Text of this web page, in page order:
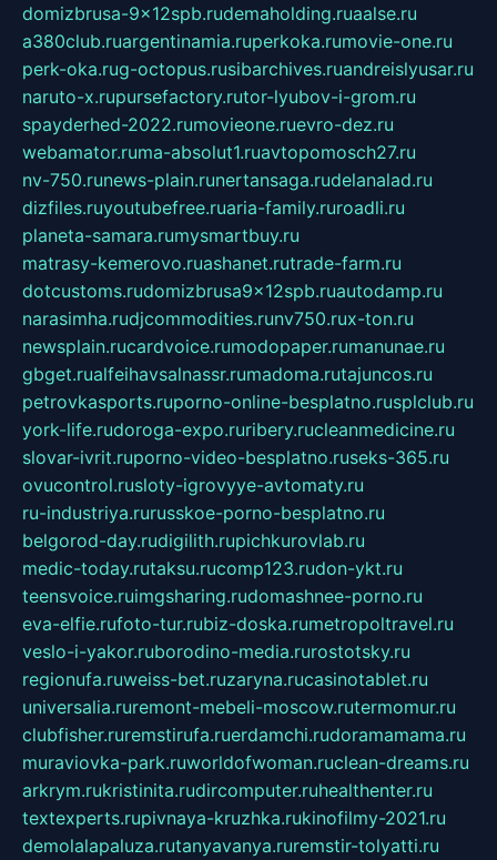
domizbrusa-9x12spb.rudemaholding.ruaalse.ru
a380club.ruargentinamia.ruperkoka.rumovie-one.ru
perk-oka.rug-octopus.rusibarchives.ruandreislyusar.ru
naruto-x.rupursefactory.rutor-lyubov-i-grom.ru
spayderhed-2022.rumovieone.ruevro-dez.ru
webamator.ruma-absolut1.ruavtopomosch27.ru
nv-750.runews-plain.runertansaga.rudelanalad.ru
dizfiles.ruyoutubefree.ruaria-family.ruroadli.ru
planeta-samara.rumysmartbuy.ru
matrasy-kemerovo.ruashanet.rutrade-farm.ru
dotcustoms.rudomizbrusa9x12spb.ruautodamp.ru
narasimha.rudjcommodities.runv750.rux-ton.ru
newsplain.rucardvoice.rumodopaper.rumanunae.ru
gbget.rualfeihavsalnassr.rumadoma.rutajuncos.ru
petrovkasports.ruporno-online-besplatno.rusplclub.ru
york-life.rudoroga-expo.ruribery.rucleanmedicine.ru
slovar-ivrit.ruporno-video-besplatno.ruseks-365.ru
ovucontrol.rusloty-igrovyye-avtomaty.ru
ru-industriya.rurusskoe-porno-besplatno.ru
belgorod-day.rudigilith.rupichkurovlab.ru
medic-today.rutaksu.rucomp123.rudon-ykt.ru
teensvoice.ruimgsharing.rudomashnee-porno.ru
eva-elfie.rufoto-tur.rubiz-doska.rumetropoltravel.ru
veslo-i-yakor.ruborodino-media.rurostotsky.ru
regionufa.ruweiss-bet.ruzaryna.rucasinotablet.ru
universalia.ruremont-mebeli-moscow.rutermomur.ru
clubfisher.ruremstirufa.ruerdamchi.rudoramamama.ru
muraviovka-park.ruworldofwoman.ruclean-dreams.ru
arkrym.rukristinita.rudircomputer.ruhealthenter.ru
textexperts.rupivnaya-kruzhka.rukinofilmy-2021.ru
demolalapaluza.rutanyavanya.ruremstir-tolyatti.ru